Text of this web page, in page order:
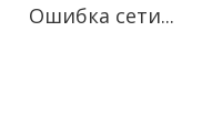
Ошибка сети...